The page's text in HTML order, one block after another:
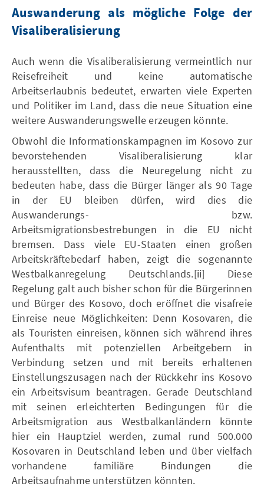
Auswanderung als mögliche Folge der
Visaliberalisierung
Auch wenn die Visaliberalisierung vermeintlich nur
Reisefreiheit und keine automatische
Arbeitserlaubnis bedeutet, erwarten viele Experten
und Politiker im Land, dass die neue Situation eine
weitere Auswanderungswelle erzeugen könnte.
Obwohl die Informationskampagnen im Kosovo zur
bevorstehenden Visaliberalisierung klar
herausstellten, dass die Neuregelung nicht zu
bedeuten habe, dass die Bürger länger als 90 Tage
in der EU bleiben dürfen, wird dies die
Auswanderungs- bzw.
Arbeitsmigrationsbestrebungen in die EU nicht
bremsen. Dass viele EU-Staaten einen großen
Arbeitskräftebedarf haben, zeigt die sogenannte
Westbalkanregelung Deutschlands.[ii] Diese
Regelung galt auch bisher schon für die Bürgerinnen
und Bürger des Kosovo, doch eröffnet die visafreie
Einreise neue Möglichkeiten: Denn Kosovaren, die
als Touristen einreisen, können sich während ihres
Aufenthalts mit potenziellen Arbeitgebern in
Verbindung setzen und mit bereits erhaltenen
Einstellungszusagen nach der Rückkehr ins Kosovo
ein Arbeitsvisum beantragen. Gerade Deutschland
mit seinen erleichterten Bedingungen für die
Arbeitsmigration aus Westbalkanländern könnte
hier ein Hauptziel werden, zumal rund 500.000
Kosovaren in Deutschland leben und über vielfach
vorhandene familiäre Bindungen die
Arbeitsaufnahme unterstützen könnten.